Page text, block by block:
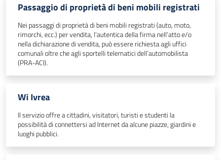
Passaggio di proprietà di beni mobili registrati
Nei passaggi di proprietà di beni mobili registrati (auto, moto,
rimorchi, ecc.) per vendita, l’autentica della firma nell’atto e/o
nella dichiarazione di vendita, può essere richiesta agli uffici
comunali oltre che agli sportelli telematici dell’automobilista
(PRA-ACI).
Wi Ivrea
Il servizio offre a cittadini, visitatori, turisti e studenti la
possibilità di connettersi ad Internet da alcune piazze, giardini e
luoghi pubblici.